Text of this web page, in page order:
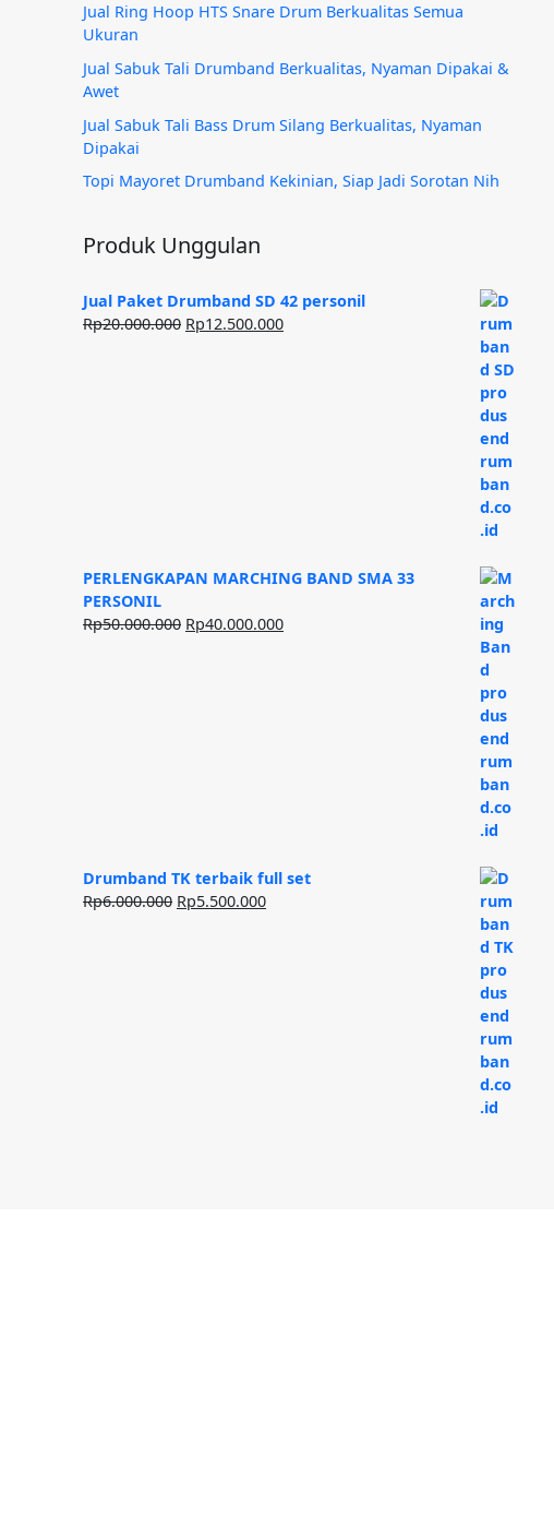
Jual Ring Hoop HTS Snare Drum Berkualitas Semua
Ukuran
Jual Sabuk Tali Drumband Berkualitas, Nyaman Dipakai &
Awet
Jual Sabuk Tali Bass Drum Silang Berkualitas, Nyaman
Dipakai
Topi Mayoret Drumband Kekinian, Siap Jadi Sorotan Nih
Produk Unggulan
Jual Paket Drumband SD 42 personil
Rp20.000.000 Harga
Rp12.500.000Harga
PERLENGKAPAN MARCHING BAND SMA 33
PERSONIL
Rp50.000.000 Harga
Rp40.000.000Harga
Drumband TK terbaik full set
Rp6.000.000 Harga
Rp5.500.000Harga